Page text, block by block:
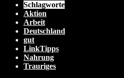
Schlagworte
Aktion
Arbeit
Deutschland
gut
LinkTipps
Nahrung
Trauriges